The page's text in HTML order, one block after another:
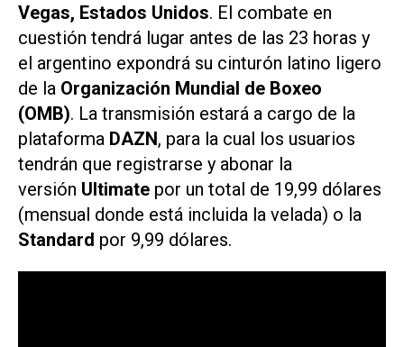
Vegas, Estados Unidos. El combate en
cuestión tendrá lugar antes de las 23 horas y
el argentino expondrá su cinturón latino ligero
de la Organización Mundial de Boxeo
(OMB). La transmisión estará a cargo de la
plataforma DAZN, para la cual los usuarios
tendrán que registrarse y abonar la
versión Ultimate por un total de 19,99 dólares
(mensual donde está incluida la velada) o la
Standard por 9,99 dólares.